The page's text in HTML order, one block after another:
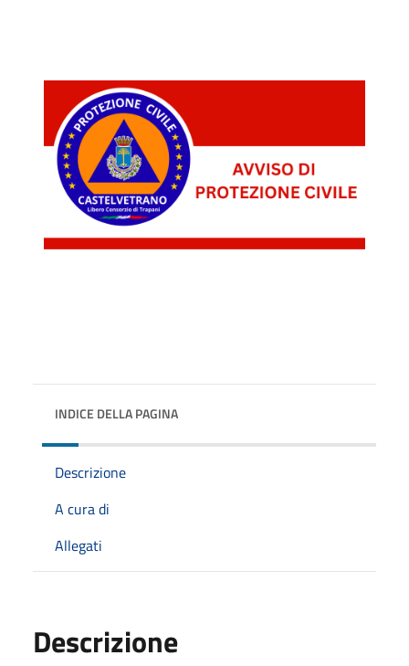
INDICE DELLA PAGINA
Descrizione
A cura di
Allegati
Descrizione